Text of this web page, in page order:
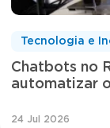
Chatbots no
automatizar
Tecnologia e
24 Jul 2026